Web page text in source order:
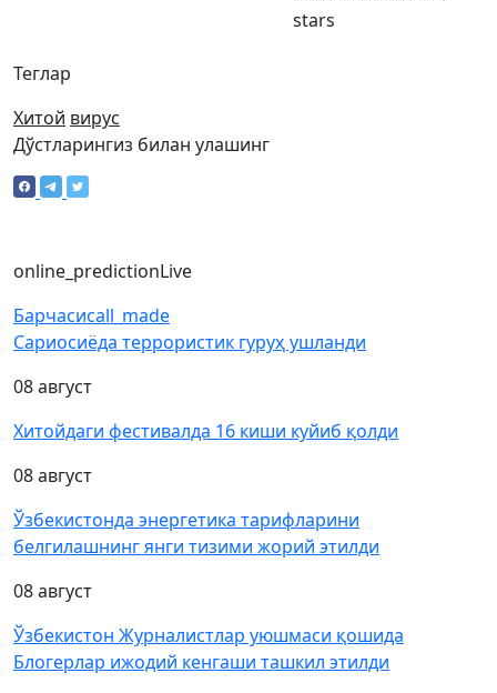
Теглар
Хитой вирус
stars
Дўстларингиз билан улашинг
online_predictionLive
Барчасиcall_made
Сариосиёда террористик гуруҳ ушланди
08 август
Хитойдаги фестивалда 16 киши куйиб қолди
08 август
Ўзбекистонда энергетика тарифларини
белгилашнинг янги тизими жорий этилди
08 август
Ўзбекистон Журналистлар уюшмаси қошида
Блогерлар ижодий кенгаши ташкил этилди